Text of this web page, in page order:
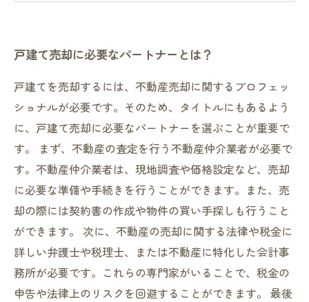
戸建て売却に必要なパートナーとは？
戸建てを売却するには、不動産売却に関するプロフェッ
ショナルが必要です。そのため、タイトルにもあるよう
に、戸建て売却に必要なパートナーを選ぶことが重要で
す。 まず、不動産の査定を行う不動産仲介業者が必要で
す。不動産仲介業者は、現地調査や価格設定など、売却
に必要な準備や手続きを行うことができます。また、売
却の際には契約書の作成や物件の買い手探しも行うこと
ができます。 次に、不動産の売却に関する法律や税金に
詳しい弁護士や税理士、または不動産に特化した会計事
務所が必要です。これらの専門家がいることで、税金の
申告や法律上のリスクを回避することができます。 最後